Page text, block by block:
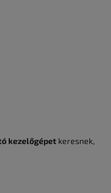
kezelőgépet keresnek,